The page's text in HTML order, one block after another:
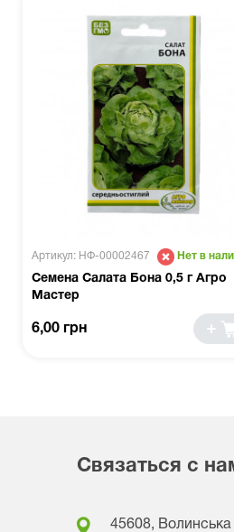
Артикул: НФ-00002467 Нет в
Семена Салата Бона 0,5 г Агро
Мастер
6,00 грн
Связаться с
45608, Волинська